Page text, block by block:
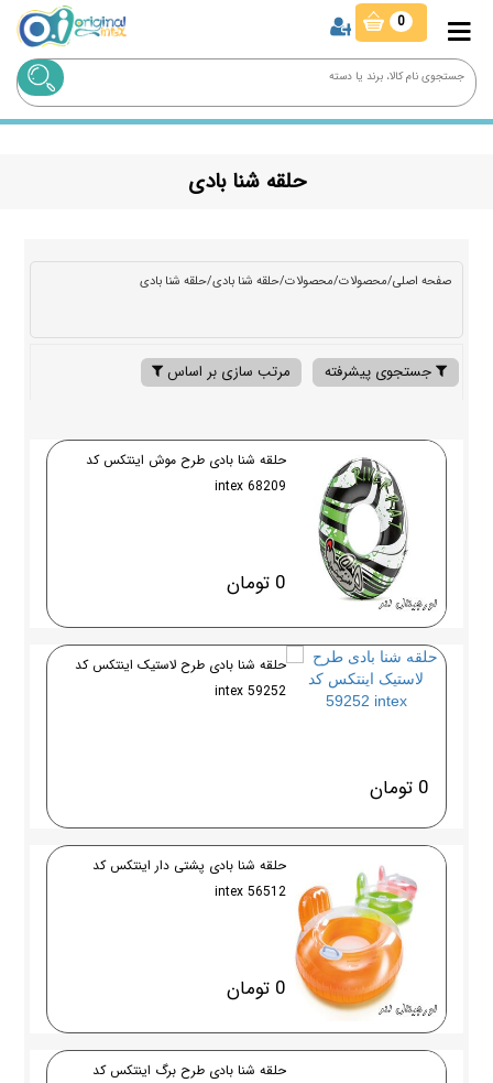
0
حلقه شنا بادی
صفحه اصلی/محصولات/محصولات/حلقه شنا بادی/حلقه شنا بادی
جستجوی پیشرفته مرتب سازی بر اساس
حلقه شنا بادی طرح موش اینتکس کد
68209 intex
0 تومان
حلقه شنا بادی طرح لاستیک اینتکس کد
59252 intex
0 تومان
حلقه شنا بادی پشتی دار اینتکس کد
56512 intex
0 تومان
حلقه شنا بادی طرح برگ اینتکس کد